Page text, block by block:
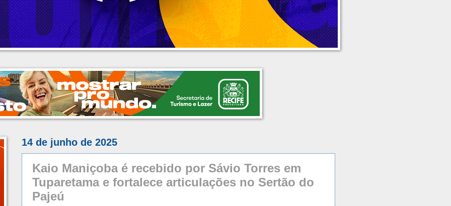
14 de junho de 2025
Kaio Maniçoba é recebido por Sávio Torres em
Tuparetama e fortalece articulações no Sertão do
Pajeú